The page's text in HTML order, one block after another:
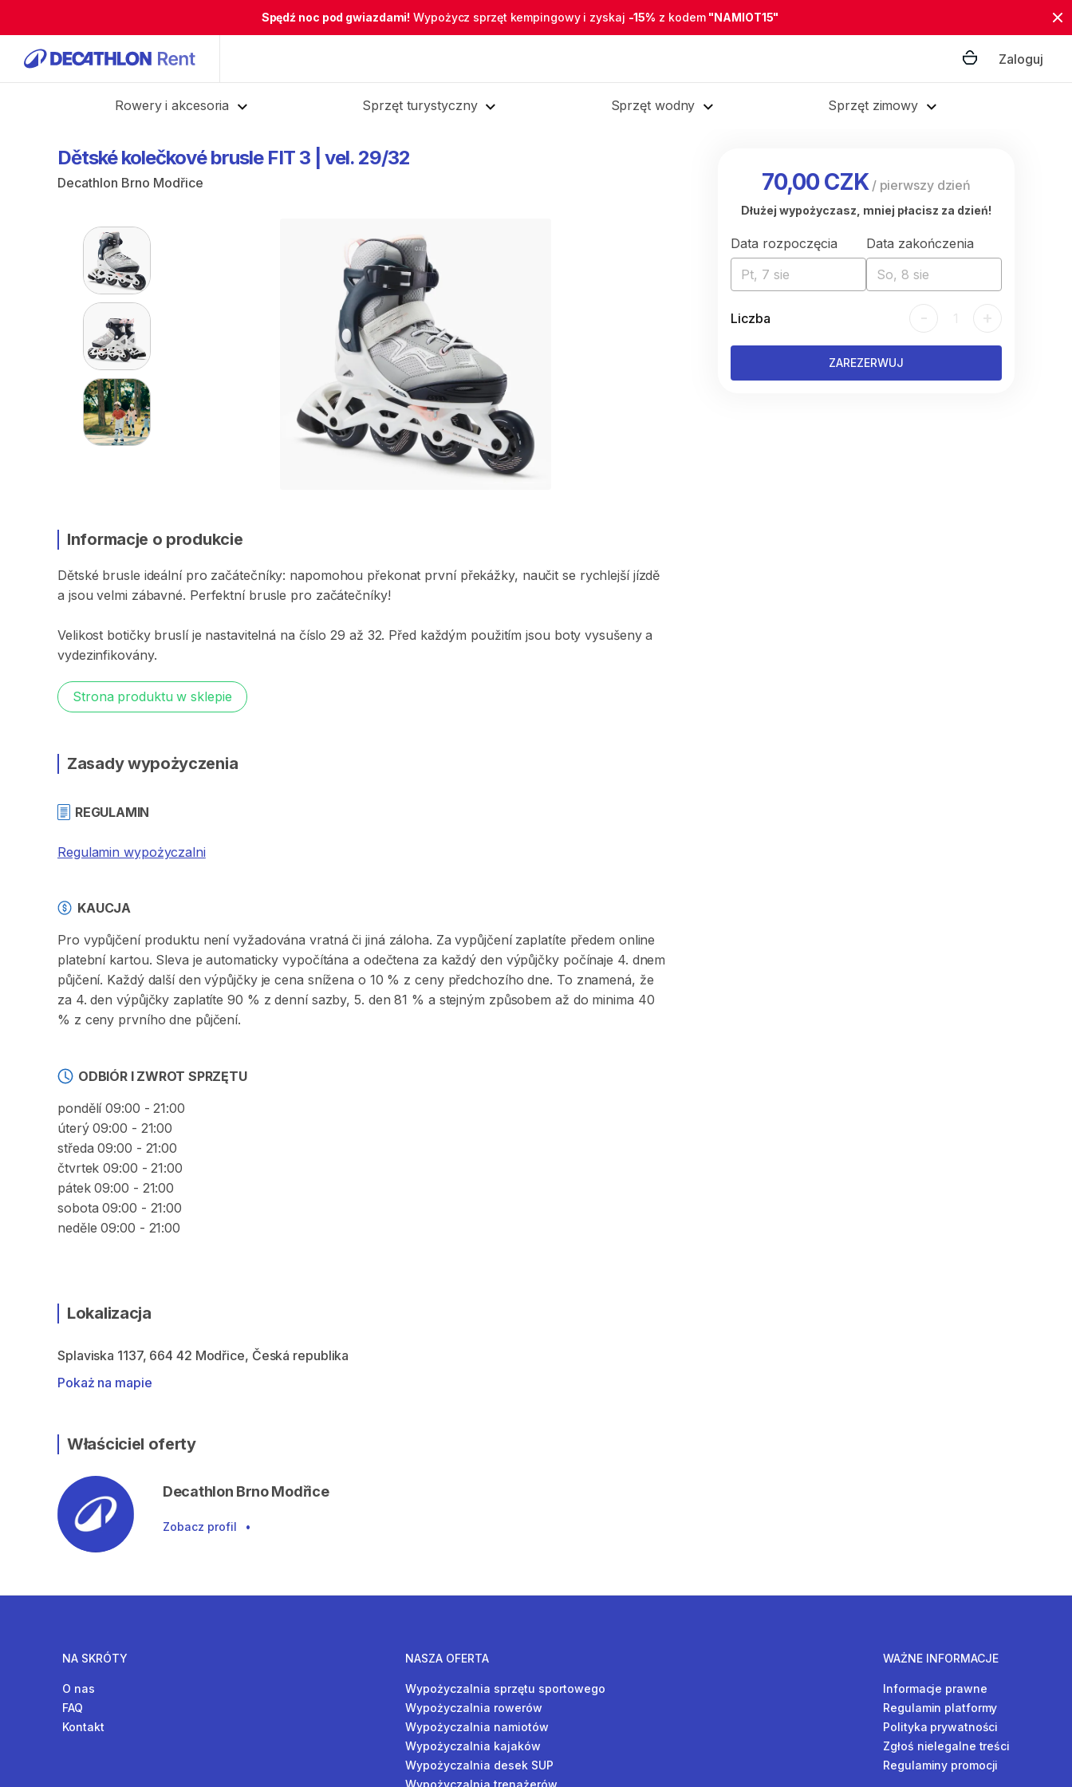
Spędź noc pod gwiazdami! Wypożycz sprzęt kempingowy i zyskaj -15% z kodem "NAMIOT15"
Zaloguj
Rowery i akcesoria Sprzęt turystyczny Sprzęt wodny Sprzęt zimowy
Dětské kolečkové brusle FIT 3 vel. 29​/​32
Decathlon Brno Modřice
Informacje o produkcie
Dětské brusle ideální pro začátečníky: napomohou překonat první překážky​,​ naučit se rychlejší jízdě
a jsou velmi zábavné. Perfektní brusle pro začátečníky!
Velikost botičky bruslí je nastavitelná na číslo 29 až 32. Před každým použitím jsou boty vysušeny a
vydezinfikovány.
Strona produktu w sklepie
Zasady wypożyczenia
REGULAMIN
Regulamin wypożyczalni
KAUCJA
Pro vypůjčení produktu není vyžadována vratná či jiná záloha. Za vypůjčení zaplatíte předem online
platební kartou. Sleva je automaticky vypočítána a odečtena za každý den výpůjčky počínaje 4. dnem
půjčení. Každý další den výpůjčky je cena snížena o 10 % z ceny předchozího dne. To znamená, že
za 4. den výpůjčky zaplatíte 90 % z denní sazby, 5. den 81 % a stejným způsobem až do minima 40
% z ceny prvního dne půjčení.
ODBIÓR I ZWROT SPRZĘTU
pondělí 09:00 - 21:00
úterý 09:00 - 21:00
středa 09:00 - 21:00
čtvrtek 09:00 - 21:00
pátek 09:00 - 21:00
sobota 09:00 - 21:00
neděle 09:00 - 21:00
Lokalizacja
Splaviska 1137, 664 42 Modřice, Česká republika
Pokaż na mapie
Właściciel oferty
Decathlon Brno Modřice
Zobacz profil •
70,00 CZK/ pierwszy dzień
Dłużej wypożyczasz, mniej płacisz za dzień!
Data rozpoczęcia
Pt, 7 sie
Data zakończenia
So, 8 sie
Liczba - 1 +
ZAREZERWUJ
NA SKRÓTY
O nas
FAQ
Kontakt
NASZA OFERTA
Wypożyczalnia sprzętu sportowego
Wypożyczalnia rowerów
Wypożyczalnia namiotów
Wypożyczalnia kajaków
Wypożyczalnia desek SUP
Wypożyczalnia trenażerów
WAŻNE INFORMACJE
Informacje prawne
Regulamin platformy
Polityka prywatności
Zgłoś nielegalne treści
Regulaminy promocji